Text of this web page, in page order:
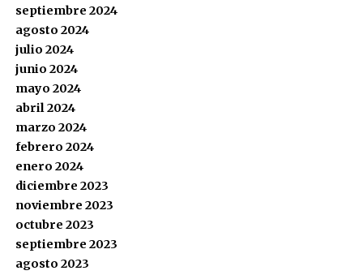
septiembre 2024
agosto 2024
julio 2024
junio 2024
mayo 2024
abril 2024
marzo 2024
febrero 2024
enero 2024
diciembre 2023
noviembre 2023
octubre 2023
septiembre 2023
agosto 2023